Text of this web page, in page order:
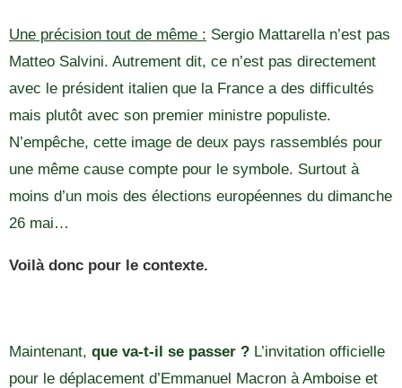
Une précision tout de même : Sergio Mattarella n’est pas
Matteo Salvini. Autrement dit, ce n’est pas directement
avec le président italien que la France a des difficultés
mais plutôt avec son premier ministre populiste.
N’empêche, cette image de deux pays rassemblés pour
une même cause compte pour le symbole. Surtout à
moins d’un mois des élections européennes du dimanche
26 mai…
Voilà donc pour le contexte.
Maintenant, que va-t-il se passer ? L’invitation officielle
pour le déplacement d’Emmanuel Macron à Amboise et